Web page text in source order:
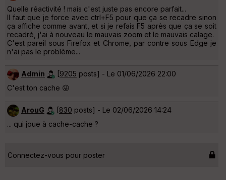
Quelle réactivité ! mais c'est juste pas encore parfait...
Il faut que je force avec ctrl+F5 pour que ça se recadre sinon
ça affiche comme avant, et si je refais F5 après que ça se soit
recadré, j'ai à nouveau le mauvais zoom et le mauvais calage.
C'est pareil sous Firefox et Chrome, par contre sous Edge je
n'ai pas le problème...
Admin [9205 posts] - Le 01/06/2026 22:00
C'est ton cache 😜
ArouG [830 posts] - Le 02/06/2026 14:24
... qui joue à cache-cache ?
Connectez-vous pour poster